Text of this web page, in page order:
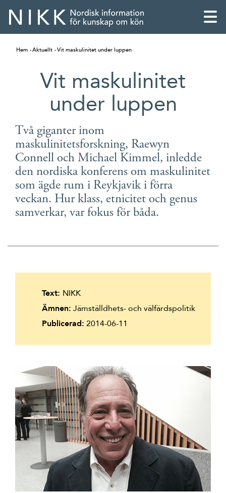
English
Skandinaviska
Hem Aktuellt Vit maskulinitet under luppen
Vit maskulinitet
under luppen
Två giganter inom
maskulinitetsforskning, Raewyn
Connell och Michael Kimmel, inledde
den nordiska konferens om maskulinitet
som ägde rum i Reykjavik i förra
veckan. Hur klass, etnicitet och genus
samverkar, var fokus för båda.
Text: NIKK
Ämnen: Jämställdhets- och välfärdspolitik
Publicerad: 2014-06-11